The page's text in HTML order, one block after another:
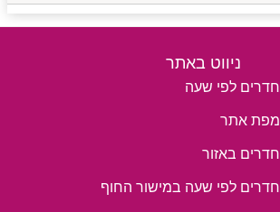
ניווט באתר
חדרים לפי שעה
מפת אתר
חדרים באזור
חדרים לפי שעה במישור החוף